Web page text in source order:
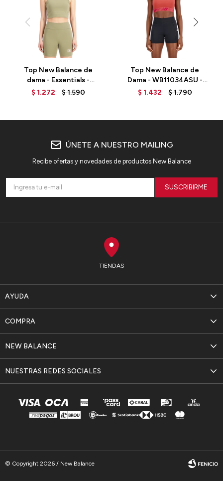
Top New Balance de
dama - Essentials -
WB33500CGN - GREEN
$ 1.272 $1.590
Top New Balance de
Dama - WB11034ASU -
RED
$ 1.432 $1.790
TIENDAS
AYUDA
NEW BALANCE
COMPRA
NUESTRAS REDES SOCIALES
ÚNETE A NUESTRO MAILING
Recibe ofertas y novedades de productos New Balance
SUSCRIBIRME
© Copyright 2026 / New Balance